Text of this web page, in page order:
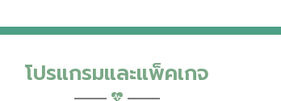
โปรแกรมและแพ็คเกจ